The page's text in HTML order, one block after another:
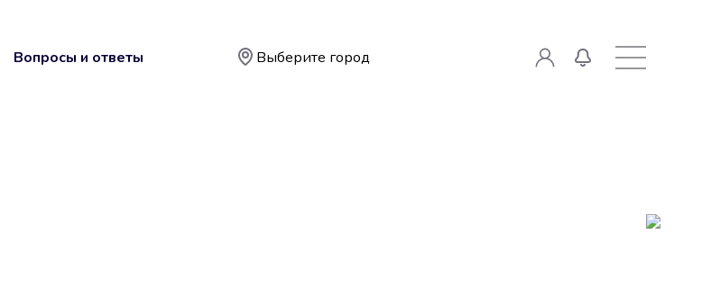
Вопросы и ответы Выберите город